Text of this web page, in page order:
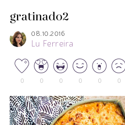
gratinado2
08.10.2016
Lu Ferreira
0 0 0 0 0 0